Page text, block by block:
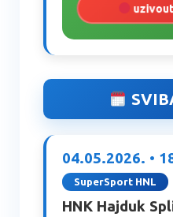
04.05.2026. •
SuperSport HNL
HNK Hajduk